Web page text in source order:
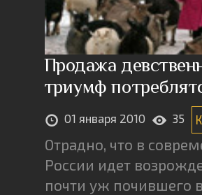
Продажа
триумф
01 января 2010 35
Отрадно, что в
России идет
почти уж почившего